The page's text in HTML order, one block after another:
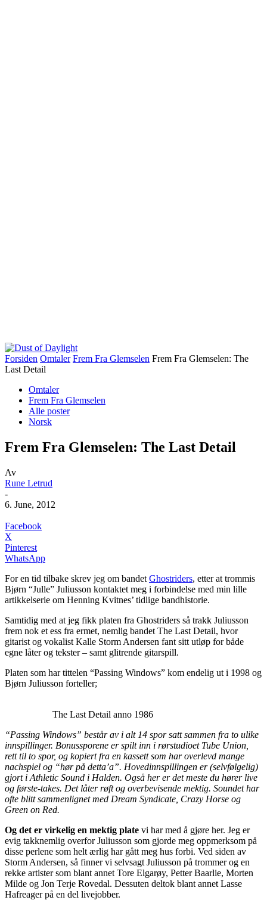
Forsiden Omtaler Frem Fra Glemselen Frem Fra Glemselen: The
Last Detail
Omtaler
Frem Fra Glemselen
Alle poster
Norsk
Frem Fra Glemselen: The Last Detail
Av
Rune Letrud
-
6. June, 2012
Facebook
X
Pinterest
WhatsApp
For en tid tilbake skrev jeg om bandet Ghostriders, etter at trommis
Bjørn “Julle” Juliusson kontaktet meg i forbindelse med min lille
artikkelserie om Henning Kvitnes’ tidlige bandhistorie.
Samtidig med at jeg fikk platen fra Ghostriders så trakk Juliusson
frem nok et ess fra ermet, nemlig bandet The Last Detail, hvor
gitarist og vokalist Kalle Storm Andersen fant sitt utløp for både
egne låter og tekster – samt glitrende gitarspill.
Platen som har tittelen “Passing Windows” kom endelig ut i 1998 og
Bjørn Juliusson forteller;
The Last Detail anno 1986
“Passing Windows” består av i alt 14 spor satt sammen fra to ulike
innspillinger. Bonussporene er spilt inn i rørstudioet Tube Union,
rett til to spor, og kopiert fra en kassett som har overlevd mange
nachspiel og “hør på detta’a”. Hovedinnspillingen er (selvfølgelig)
gjort i Athletic Sound i Halden. Også her er det meste du hører live
og første-takes. Det låter røft og overbevisende mektig. Soundet har
ofte blitt sammenlignet med Dream Syndicate, Crazy Horse og
Green on Red.
Og det er virkelig en mektig plate vi har med å gjøre her. Jeg er
evig takknemlig overfor Juliusson som gjorde meg oppmerksom på
disse perlene som helt ærlig har gått meg hus forbi. Ved siden av
Storm Andersen, så finner vi selvsagt Juliusson på trommer og en
rekke artister som blant annet Tore Elgarøy, Petter Baarlie, Morten
Milde og Jon Terje Rovedal. Dessuten deltok blant annet Lasse
Hafreager på en del livejobber.